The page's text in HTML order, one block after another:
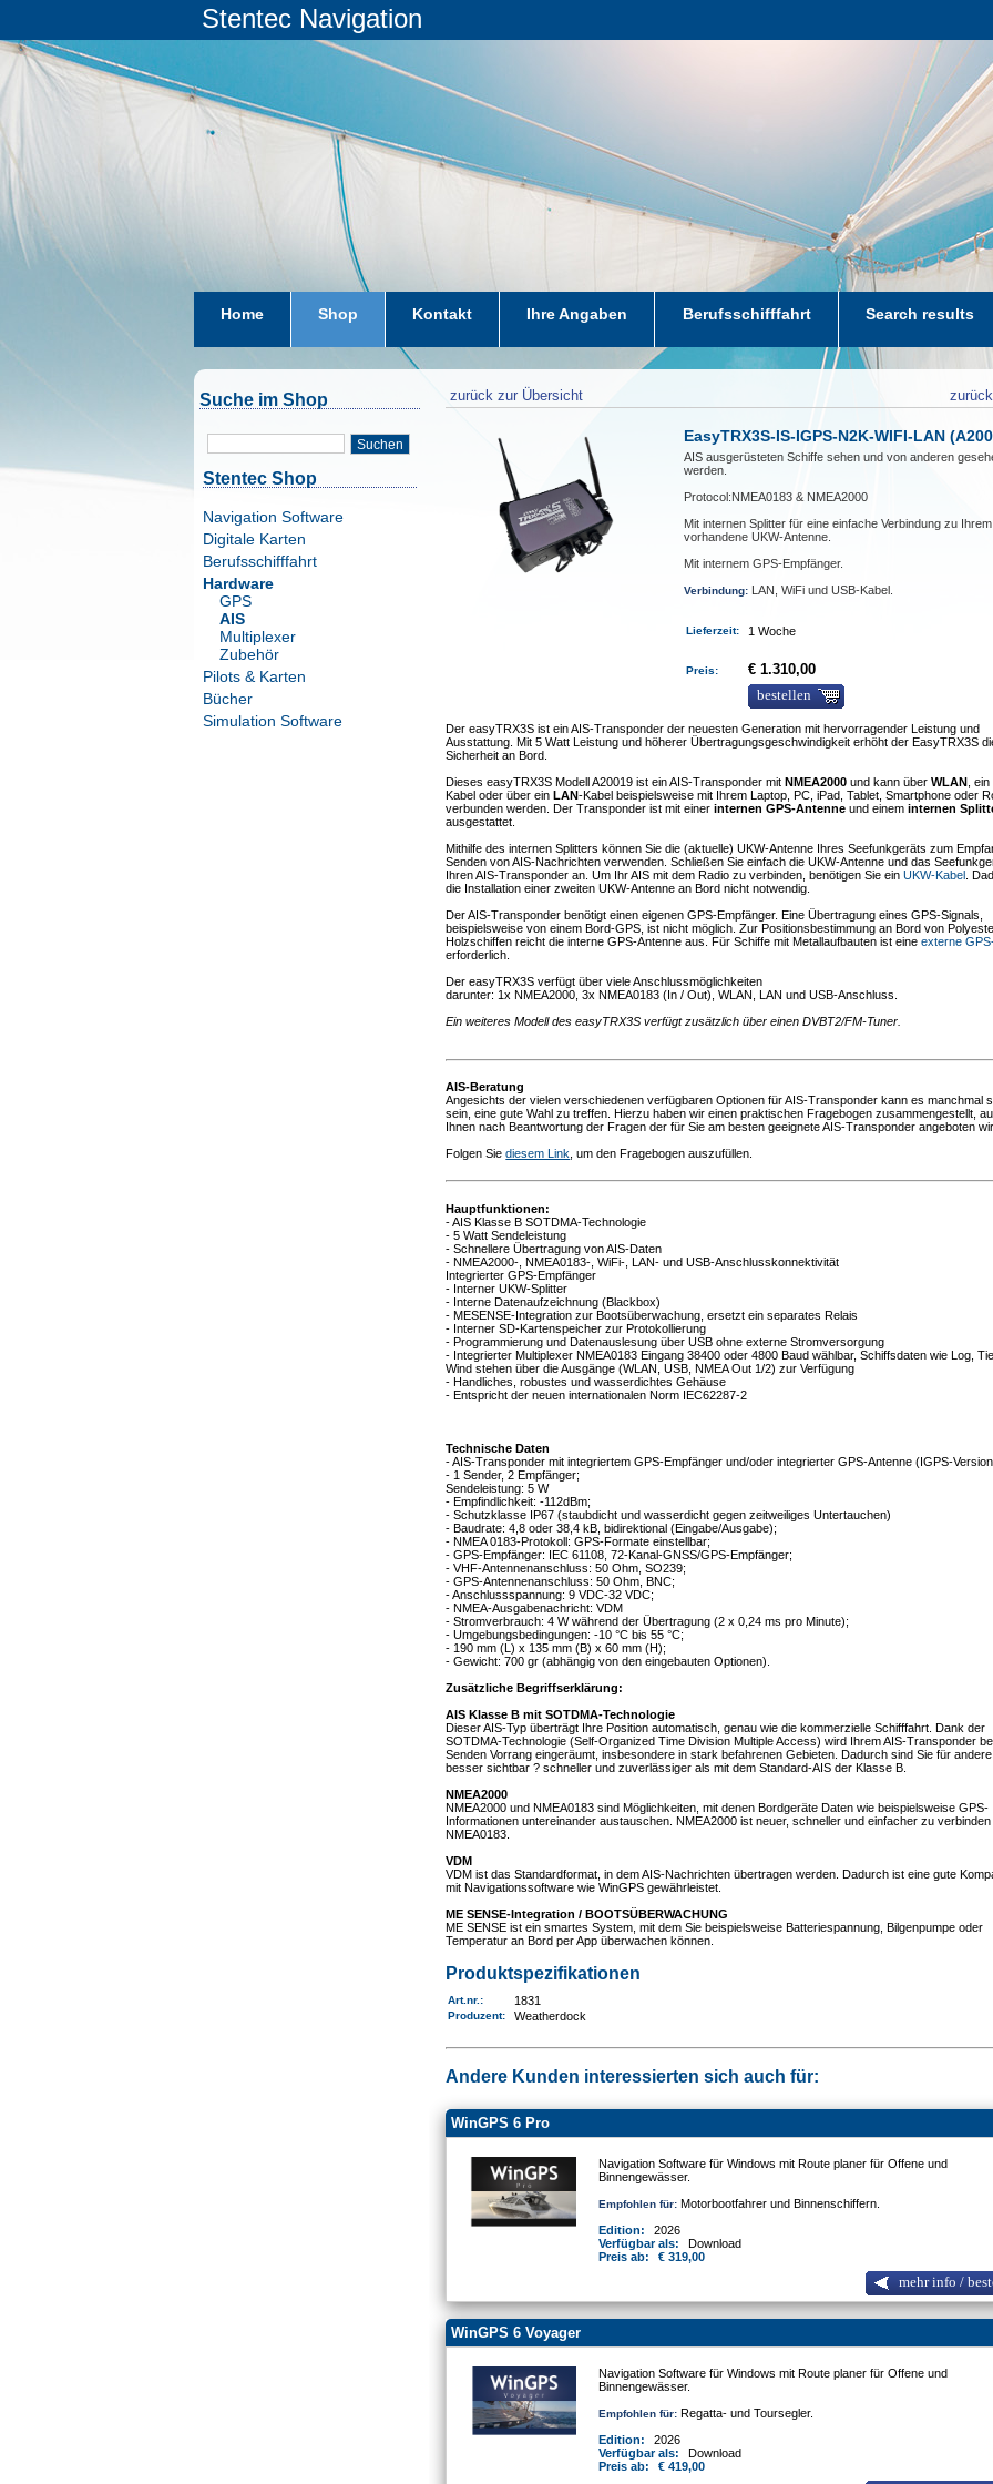
Stentec Navigation
Home Shop Kontakt Ihre Angaben Berufsschifffahrt Search results
Suche im Shop
Suchen
Stentec Shop
Navigation Software
Digitale Karten
Berufsschifffahrt
Hardware
GPS
AIS
Multiplexer
Zubehör
Pilots & Karten
Bücher
Simulation Software
zurück zur Übersicht zurück
EasyTRX3S-IS-IGPS-N2K-WIFI-LAN
AIS ausgerüsteten Schiffe sehen und von anderen
werden.
Protocol:NMEA0183 & NMEA2000
Mit internen Splitter für eine einfache Verbindung zu Ihrem
vorhandene UKW-Antenne.
Mit internem GPS-Empfänger.
Verbindung: LAN, WiFi und USB-Kabel.
Lieferzeit: 1 Woche
Preis:
€ 1.310,00
bestellen
Der easyTRX3S ist ein AIS-Transponder der neuesten Generation mit hervorragender Leistung und
Ausstattung. Mit 5 Watt Leistung und höherer Übertragungsgeschwindigkeit erhöht der EasyTRX3S
Sicherheit an Bord.
Dieses easyTRX3S Modell A20019 ist ein AIS-Transponder mitNMEA2000 und kann überWLAN , ein
Kabel oder über einLAN-Kabel beispielsweise mit Ihrem Laptop, PC, iPad, Tablet, Smartphone oder
verbunden werden. Der Transponder ist mit einerinternen GPS-Antenne und eineminternen
ausgestattet.
Mithilfe des internen Splitters können Sie die (aktuelle) UKW-Antenne Ihres Seefunkgeräts zum
Senden von AIS-Nachrichten verwenden. Schließen Sie einfach die UKW-Antenne und das
Ihren AIS-Transponder an. Um Ihr AIS mit dem Radio zu verbinden, benötigen Sie einUKW-Kabel .
die Installation einer zweiten UKW-Antenne an Bord nicht notwendig.
Der AIS-Transponder benötigt einen eigenen GPS-Empfänger. Eine Übertragung eines GPS-Signals,
beispielsweise von einem Bord-GPS, ist nicht möglich. Zur Positionsbestimmung an Bord von
Holzschiffen reicht die interne GPS-Antenne aus. Für Schiffe mit Metallaufbauten ist eineexterne
erforderlich.
Der easyTRX3S verfügt über viele Anschlussmöglichkeiten
darunter: 1x NMEA2000, 3x NMEA0183 (In / Out), WLAN, LAN und USB-Anschluss.
Ein weiteres Modell des easyTRX3S verfügt zusätzlich über einen DVBT2/FM-Tuner.
AIS-Beratung
Angesichts der vielen verschiedenen verfügbaren Optionen für AIS-Transponder kann es manchmal
sein, eine gute Wahl zu treffen. Hierzu haben wir einen praktischen Fragebogen zusammengestellt,
Ihnen nach Beantwortung der Fragen der für Sie am besten geeignete AIS-Transponder angeboten
Folgen Siediesem Link , um den Fragebogen auszufüllen.
Hauptfunktionen:
- AIS Klasse B SOTDMA-Technologie
- 5 Watt Sendeleistung
- Schnellere Übertragung von AIS-Daten
- NMEA2000-, NMEA0183-, WiFi-, LAN- und USB-Anschlusskonnektivität
Integrierter GPS-Empfänger
- Interner UKW-Splitter
- Interne Datenaufzeichnung (Blackbox)
- MESENSE-Integration zur Bootsüberwachung, ersetzt ein separates Relais
- Interner SD-Kartenspeicher zur Protokollierung
- Programmierung und Datenauslesung über USB ohne externe Stromversorgung
- Integrierter Multiplexer NMEA0183 Eingang 38400 oder 4800 Baud wählbar, Schiffsdaten wie Log,
Wind stehen über die Ausgänge (WLAN, USB, NMEA Out 1/2) zur Verfügung
- Handliches, robustes und wasserdichtes Gehäuse
- Entspricht der neuen internationalen Norm IEC62287-2
Technische Daten
- AIS-Transponder mit integriertem GPS-Empfänger und/oder integrierter GPS-Antenne (IGPS-
- 1 Sender, 2 Empfänger;
Sendeleistung: 5 W
- Empfindlichkeit: -112dBm;
- Schutzklasse IP67 (staubdicht und wasserdicht gegen zeitweiliges Untertauchen)
- Baudrate: 4,8 oder 38,4 kB, bidirektional (Eingabe/Ausgabe);
- NMEA 0183-Protokoll: GPS-Formate einstellbar;
- GPS-Empfänger: IEC 61108, 72-Kanal-GNSS/GPS-Empfänger;
- VHF-Antennenanschluss: 50 Ohm, SO239;
- GPS-Antennenanschluss: 50 Ohm, BNC;
- Anschlussspannung: 9 VDC-32 VDC;
- NMEA-Ausgabenachricht: VDM
- Stromverbrauch: 4 W während der Übertragung (2 x 0,24 ms pro Minute);
- Umgebungsbedingungen: -10 °C bis 55 °C;
- 190 mm (L) x 135 mm (B) x 60 mm (H);
- Gewicht: 700 gr (abhängig von den eingebauten Optionen).
Zusätzliche Begriffserklärung:
AIS Klasse B mit SOTDMA-Technologie
Dieser AIS-Typ überträgt Ihre Position automatisch, genau wie die kommerzielle Schifffahrt. Dank der
SOTDMA-Technologie (Self-Organized Time Division Multiple Access) wird Ihrem AIS-Transponder
Senden Vorrang eingeräumt, insbesondere in stark befahrenen Gebieten. Dadurch sind Sie für
besser sichtbar ? schneller und zuverlässiger als mit dem Standard-AIS der Klasse B.
NMEA2000
NMEA2000 und NMEA0183 sind Möglichkeiten, mit denen Bordgeräte Daten wie beispielsweise GPS-
Informationen untereinander austauschen. NMEA2000 ist neuer, schneller und einfacher zu verbinden
NMEA0183.
VDM
VDM ist das Standardformat, in dem AIS-Nachrichten übertragen werden. Dadurch ist eine gute
mit Navigationssoftware wie WinGPS gewährleistet.
ME SENSE-Integration / BOOTSÜBERWACHUNG
ME SENSE ist ein smartes System, mit dem Sie beispielsweise Batteriespannung, Bilgenpumpe oder
Temperatur an Bord per App überwachen können.
Produktspezifikationen
Art.nr. : 1831
Produzent: Weatherdock
Andere Kunden interessierten sich auch für:
WinGPS 6 Pro
Navigation Software für Windows mit Route planer für Offene und
Binnengewässer.
Empfohlen für: Motorbootfahrer und Binnenschiffern.
Edition:
2026
Verfügbar als:
Download
Preis ab:
€ 319,00
mehr info /
WinGPS 6 Voyager
Navigation Software für Windows mit Route planer für Offene und
Binnengewässer.
Empfohlen für: Regatta- und Toursegler.
Edition:
2026
Verfügbar als:
Download
Preis ab:
€ 419,00